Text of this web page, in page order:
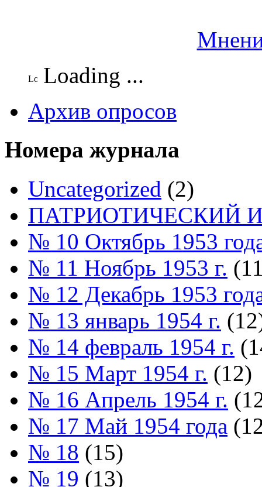
Loading ...
Архив опросов
Номера журнала
Uncategorized (2)
ПАТРИОТИЧЕСКИЙ
№ 10 Октябрь 1953
№ 11 Ноябрь 1953 г.
№ 12 Декабрь 1953
№ 13 январь 1954 г.
№ 14 февраль 1954 г.
№ 15 Март 1954 г. (12)
№ 16 Апрель 1954 г.
№ 17 Май 1954 года
№ 18 (15)
№ 19 (13)